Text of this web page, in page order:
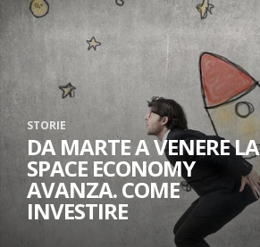
STORIE
DA MARTE A VENERE LA
SPACE ECONOMY
AVANZA. COME
INVESTIRE